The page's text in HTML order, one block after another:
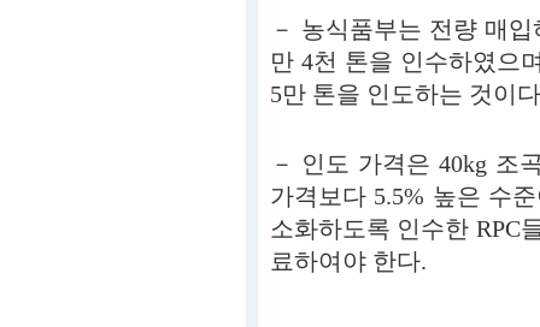
－ 농식품부는 전량 매
만 4천 톤을 인수하였으
5만 톤을 인도하는 것이
－ 인도 가격은 40kg 조
가격보다 5.5% 높은 수
소화하도록 인수한 RPC
료하여야 한다.